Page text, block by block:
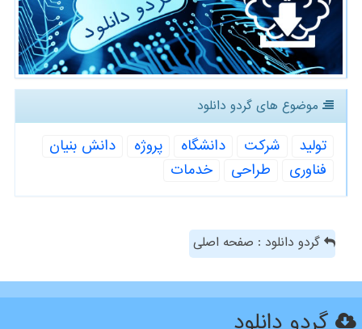
موضوع های گردو دانلود
تولید شركت دانشگاه پروژه
دانش بنیان
فناوری
طراحی خدمات
گردو دانلود : صفحه اصلی
گردو دانلود